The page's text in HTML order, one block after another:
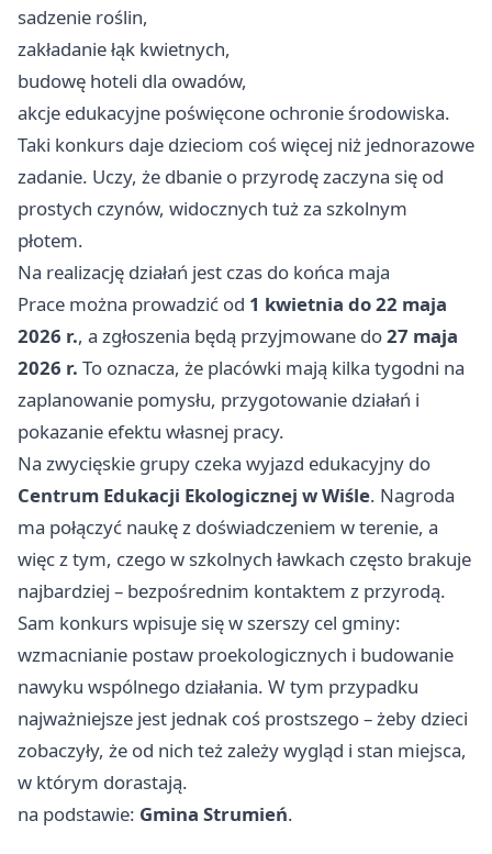
sadzenie roślin,
zakładanie łąk kwietnych,
budowę hoteli dla owadów,
akcje edukacyjne poświęcone ochronie środowiska.
Taki konkurs daje dzieciom coś więcej niż jednorazowe
zadanie. Uczy, że dbanie o przyrodę zaczyna się od
prostych czynów, widocznych tuż za szkolnym
płotem.
Na realizację działań jest czas do końca maja
Prace można prowadzić od 1 kwietnia do 22 maja
2026 r., a zgłoszenia będą przyjmowane do27 maja
2026 r. To oznacza, że placówki mają kilka tygodni na
zaplanowanie pomysłu, przygotowanie działań i
pokazanie efektu własnej pracy.
Na zwycięskie grupy czeka wyjazd edukacyjny do
Centrum Edukacji Ekologicznej w Wiśle. Nagroda
ma połączyć naukę z doświadczeniem w terenie, a
więc z tym, czego w szkolnych ławkach często brakuje
najbardziej – bezpośrednim kontaktem z przyrodą.
Sam konkurs wpisuje się w szerszy cel gminy:
wzmacnianie postaw proekologicznych i budowanie
nawyku wspólnego działania. W tym przypadku
najważniejsze jest jednak coś prostszego – żeby dzieci
zobaczyły, że od nich też zależy wygląd i stan miejsca,
w którym dorastają.
na podstawie: Gmina Strumień.